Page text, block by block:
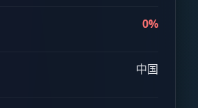
0%
中国